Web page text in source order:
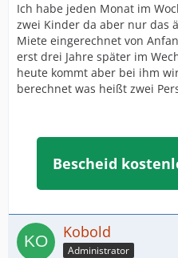
Ich habe jeden Monat im
zwei Kinder da aber nur das
Miete eingerechnet von
erst drei Jahre später im
heute kommt aber bei ihm
berechnet was heißt zwei
Bescheid
Kobold
Administrator